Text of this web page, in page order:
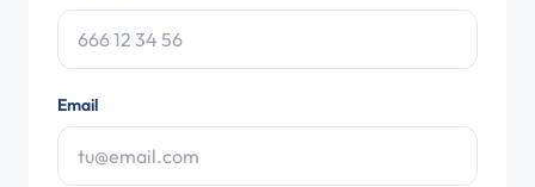
Email